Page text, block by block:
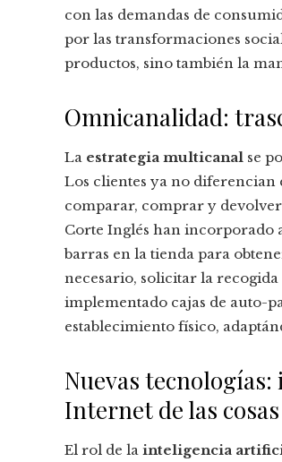
con las demandas de
por las transformaciones
productos, sino también la
Omnicanalidad:
La estrategia multicanal se
Los clientes ya no diferencian
comparar, comprar y
Corte Inglés han incorporado
barras en la tienda para
necesario, solicitar la
implementado cajas de auto-
establecimiento físico,
Nuevas
Internet de las cosas
El rol de la inteligencia